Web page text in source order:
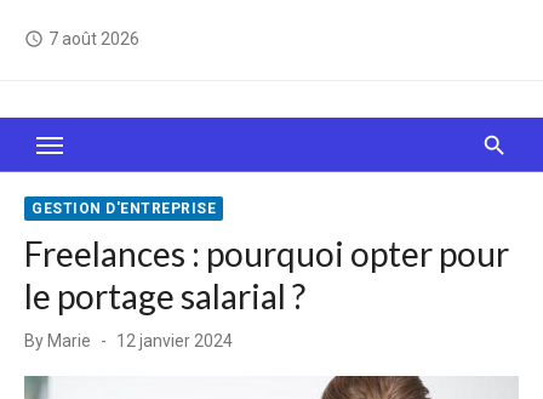
access_time 7 août 2026
Le Web, c'est comme une boîte de chocolats… On
sait jamais sur quoi on va tomber !
GESTION D'ENTREPRISE
Freelances : pourquoi opter pour
le portage salarial ?
By Marie
Posted
12 janvier 2024